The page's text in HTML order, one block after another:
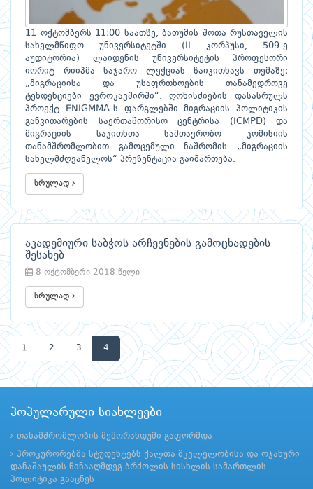
11 ოქტომბერს 11:00 საათზე, ბათუმის შოთა რუსთაველის
სახელმწიფო უნივერსიტეტში (II კორპუსი, 509-ე
აუდიტორია) ლაიდენის უნივერსიტეტის პროფესორი
იორიტ რიიპმა საჯარო ლექციას წაიკითხავს თემაზე:
„მიგრაციისა და უსაფრთხოების თანამედროვე
ტენდენციები ევროკავშირში“. ღონისძიების დასასრულს
პროექტ ENIGMMA-ს ფარგლებში მიგრაციის პოლიტიკის
განვითარების საერთაშორისო ცენტრისა (ICMPD) და
მიგრაციის საკითხთა სამთავრობო კომისიის
თანამშრომლობით გამოცემული ნაშრომის „მიგრაციის
სახელმძღვანელოს“ პრეზენტაცია გაიმართება.
სრულად
აკადემიური საბჭოს არჩევნების გამოცხადების
შესახებ
8 ოქტომბერი 2018 წელი
სრულად
1 2 3 4
პოპულარული სიახლეები
თანამშრომლობის მემორანდუმი გაფორმდა
პროკურორებმა სტუდენტებს ქალთა მკვლელობისა და ოჯახური
დანაშაულის წინააღმდეგ ბრძოლის სისხლის სამართლის
პოლიტიკა გააცნეს